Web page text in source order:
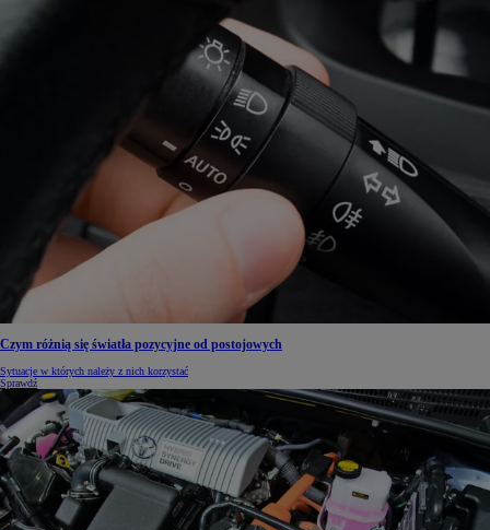
Czym różnią się światła pozycyjne od postojowych
Sytuacje w których należy z nich korzystać
Sprawdź